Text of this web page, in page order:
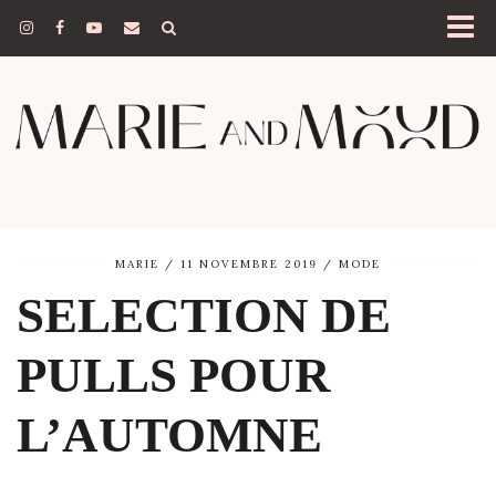
MARIE 11 NOVEMBRE 2019 MODE
SELECTION DE
PULLS POUR
L’AUTOMNE